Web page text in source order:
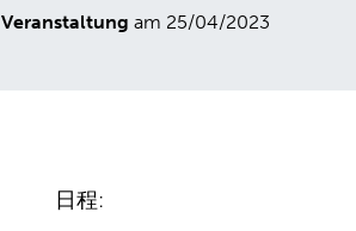
Veranstaltung am 25/04/2023
日程: